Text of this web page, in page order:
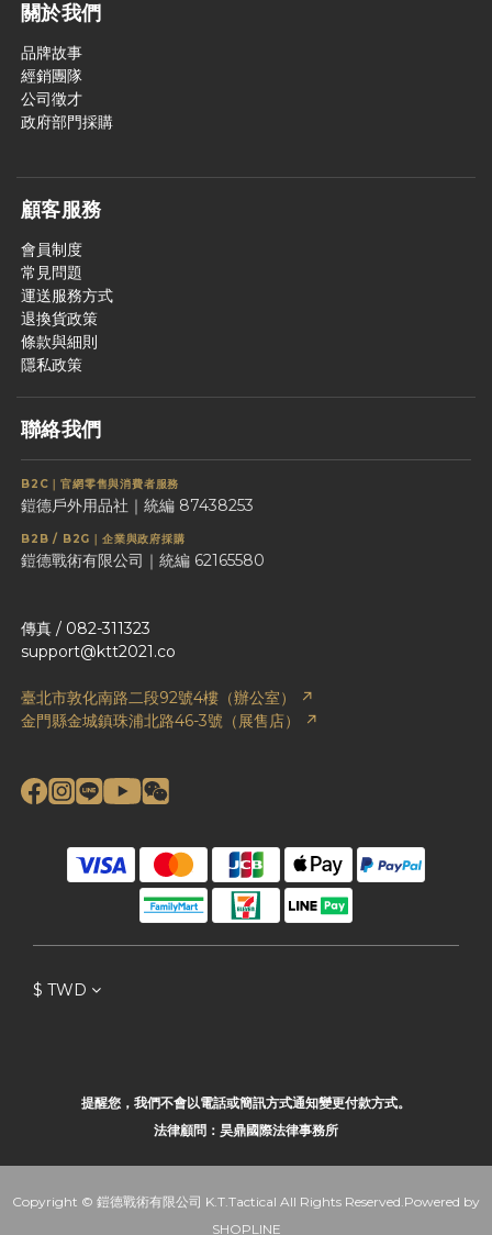
關於我們
品牌故事
經銷團隊
公司徵才
政府部門採購
顧客服務
會員制度
常見問題
運送服務方式
退換貨政策
條款與細則
隱私政策
聯絡我們
B2C｜官網零售與消費者服務
鎧德戶外用品社｜統編 87438253
B2B / B2G｜企業與政府採購
鎧德戰術有限公司｜統編 62165580
傳真 / 082-311323
support@ktt2021.co
臺北市敦化南路二段92號4樓（辦公室） ↗
金門縣金城鎮珠浦北路46-3號（展售店） ↗
$ TWD
提醒您，我們不會以電話或簡訊方式通知變更付款方式。
法律顧問：昊鼎國際法律事務所
Copyright © 鎧德戰術有限公司 K.T.Tactical All Rights Reserved.Powered by
SHOPLINE